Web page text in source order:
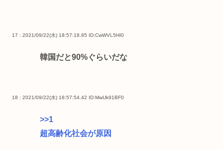
17 : 2021/09/22(水) 18:57:18.85 ID:CwWVL5HI0
韓国だと90%ぐらいだな
18 : 2021/09/22(水) 18:57:54.42 ID:MwUk91BF0
>>1
超高齢化社会が原因